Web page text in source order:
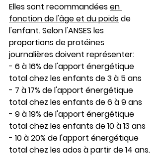
Elles sont recommandées en
fonction de l'âge et du poids de
l'enfant. Selon l'ANSES les
proportions de protéines
journalières doivent représenter:
- 6 à 16% de l'apport énergétique
total chez les enfants de 3 à 5 ans
- 7 à 17% de l'apport énergétique
total chez les enfants de 6 à 9 ans
- 9 à 19% de l'apport énergétique
total chez les enfants de 10 à 13 ans
- 10 à 20% de l'apport énergétique
total chez les ados à partir de 14 ans.